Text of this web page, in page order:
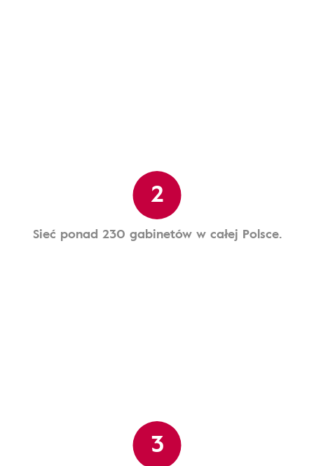
2
Sieć ponad 230 gabinetów w całej Polsce.
3